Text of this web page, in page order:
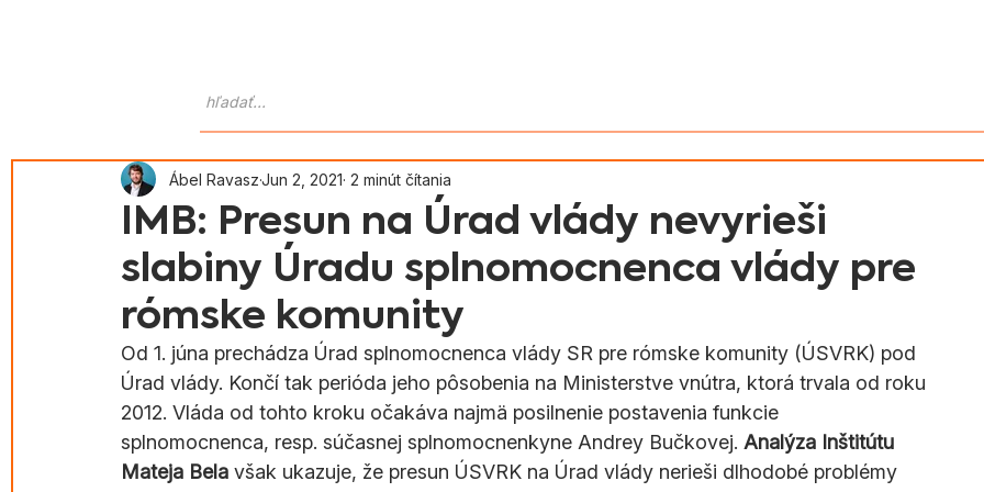
IMB: Presun na Úrad vlády nevyrieši
slabiny Úradu splnomocnenca vlády pre
rómske komunity
Ábel RavaszJun 2, 2021 2 minút čítania
Od 1. júna prechádza Úrad splnomocnenca vlády SR pre rómske komunity (ÚSVRK) pod
Úrad vlády. Končí tak perióda jeho pôsobenia na Ministerstve vnútra, ktorá trvala od roku
2012. Vláda od tohto kroku očakáva najmä posilnenie postavenia funkcie
splnomocnenca, resp. súčasnej splnomocnenkyne Andrey Bučkovej. Analýza Inštitútu
Mateja Bela však ukazuje, že presun ÚSVRK na Úrad vlády nerieši dlhodobé problémy